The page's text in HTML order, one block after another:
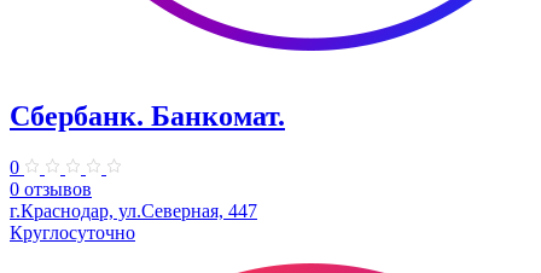
Сбербанк. Банкомат.
0
0 отзывов
г.Краснодар, ул.Северная, 447
Круглосуточно